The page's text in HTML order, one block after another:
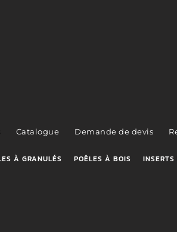
Catalogue Demande de devis
À GRANULÉS POÊLES À BOIS INSERTS